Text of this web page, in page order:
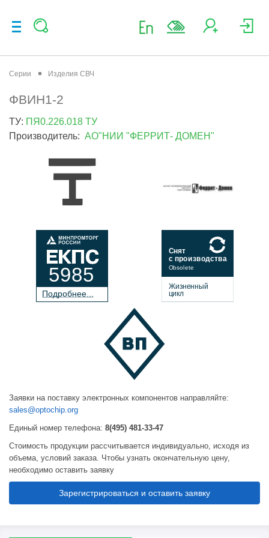
Серии Изделия СВЧ
ФВИН1-2
ТУ: ПЯ0.226.018 ТУ
Производитель: АО"НИИ "ФЕРРИТ- ДОМЕН"
Подробнее...
5985
Жизненный
цикл
Obsolete
Снят
с производства
Заявки на поставку электронных компонентов направляйте:
sales@optochip.org
Единый номер телефона: 8(495) 481-33-47
Стоимость продукции рассчитывается индивидуально, исходя из
объема, условий заказа. Чтобы узнать окончательную цену,
необходимо оставить заявку
Зарегистрироваться и оставить заявку